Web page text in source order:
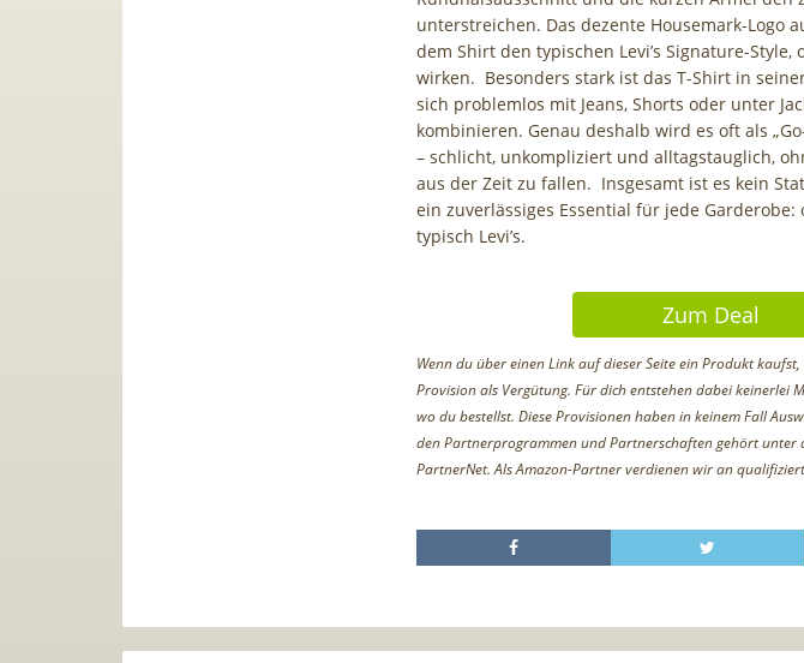
unterstreichen. Das dezente Housemark-Logo
dem Shirt den typischen Levi’s Signature-
wirken. Besonders stark ist das T-Shirt in
sich problemlos mit Jeans, Shorts oder unter
kombinieren. Genau deshalb wird es oft als
– schlicht, unkompliziert und alltagstauglich,
aus der Zeit zu fallen. Insgesamt ist es kein
ein zuverlässiges Essential für jede Garderobe:
typisch Levi’s.
Zum Deal
Wenn du über einen Link auf dieser Seite ein Produkt
Provision als Vergütung. Für dich entstehen dabei keinerlei
wo du bestellst. Diese Provisionen haben in keinem Fall
den Partnerprogrammen und Partnerschaften gehört unter
PartnerNet. Als Amazon-Partner verdienen wir an